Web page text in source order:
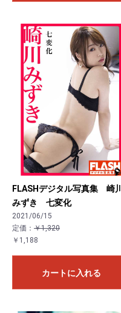
FLASHデジタル写真集 崎川
みずき 七変化
2021/06/15
定価： ￥1,320
￥1,188
カートに入れる